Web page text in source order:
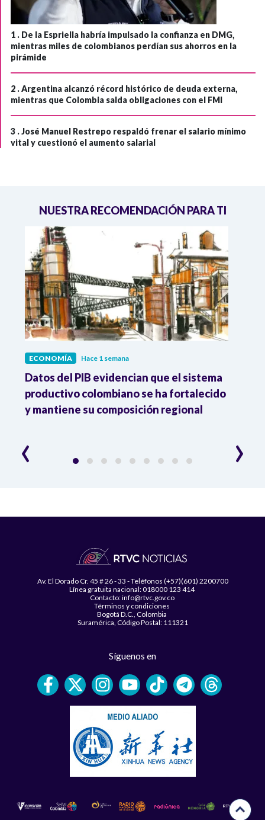
1 . De la Espriella habría impulsado la confianza en DMG,
mientras miles de colombianos perdían sus ahorros en la
pirámide
2 .Argentina alcanzó récord histórico de deuda externa,
mientras que Colombia salda obligaciones con el FMI
3 .José Manuel Restrepo respaldó frenar el salario mínimo
vital y cuestionó el aumento salarial
NUESTRA RECOMENDACIÓN PARA TI
ECONOMÍA Hace 1 semana
Datos del PIB evidencian que el sistema
productivo colombiano se ha fortalecido
y mantiene su composición regional
‹ ›
Av. El Dorado Cr. 45 # 26 - 33 - Teléfonos (+57)(601) 2200700
Línea gratuita nacional: 018000 123 414
Contacto: info@rtvc.gov.co
Términos y condiciones
Bogotá D.C., Colombia
Suramérica, Código Postal: 111321
Síguenos en